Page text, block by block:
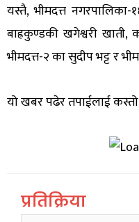
यस्तै, भीमदत्त
बाह्रकुण्डकी खगेश्वरी खाती,
भीमदत्त-२ का सुदीप भट्ट र
यो खबर पढेर तपाईलाई
प्रतिक्रिया